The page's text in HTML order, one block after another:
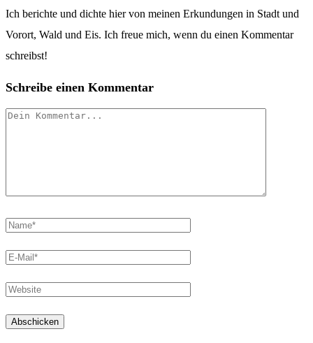
Ich berichte und dichte hier von meinen Erkundungen in Stadt und
Vorort, Wald und Eis. Ich freue mich, wenn du einen Kommentar
schreibst!
Schreibe einen Kommentar